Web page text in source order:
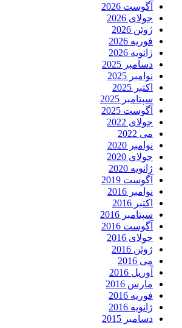
آگوست 2026
جولای 2026
ژوئن 2026
فوریه 2026
ژانویه 2026
دسامبر 2025
نوامبر 2025
اکتبر 2025
سپتامبر 2025
آگوست 2025
جولای 2022
می 2022
نوامبر 2020
جولای 2020
ژانویه 2020
آگوست 2019
نوامبر 2016
اکتبر 2016
سپتامبر 2016
آگوست 2016
جولای 2016
ژوئن 2016
می 2016
آوریل 2016
مارس 2016
فوریه 2016
ژانویه 2016
دسامبر 2015